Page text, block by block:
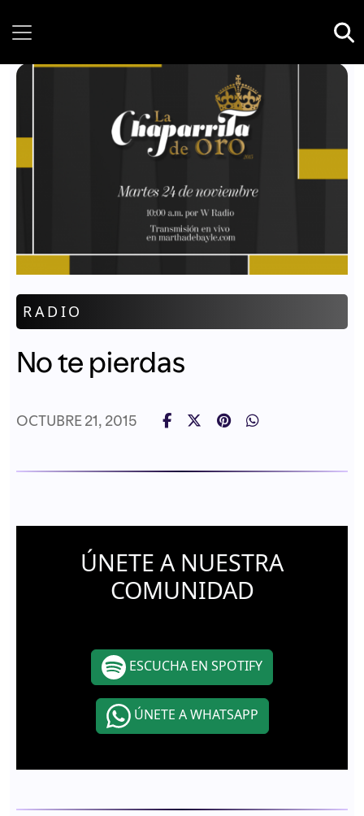
RADIO
No te pierdas
OCTUBRE 21, 2015
ÚNETE A NUESTRA
COMUNIDAD
ESCUCHA EN SPOTIFY
ÚNETE A WHATSAPP